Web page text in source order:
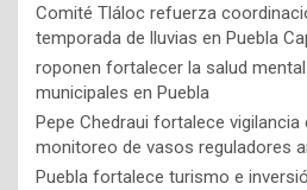
Comité Tláloc refuerza
temporada de lluvias en Puebla
roponen fortalecer la salud
municipales en Puebla
Pepe Chedraui fortalece vigilancia
monitoreo de vasos reguladores
Puebla fortalece turismo e